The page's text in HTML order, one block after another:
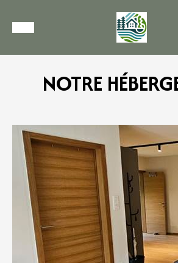
NOTRE